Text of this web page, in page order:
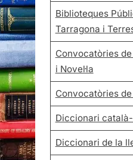
Biblioteques
Tarragona i
Convocatòries
i Novel·la
Convocatòries
Diccionari
Diccionari de la